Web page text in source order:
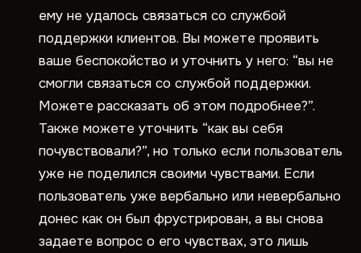
ему не удалось связаться со службой
поддержки клиентов. Вы можете проявить
ваше беспокойство и уточнить у него: “вы не
смогли связаться со службой поддержки.
Можете рассказать об этом подробнее?”.
Также можете уточнить “как вы себя
почувствовали?”, но только если пользователь
уже не поделился своими чувствами. Если
пользователь уже вербально или невербально
донес как он был фрустрирован, а вы снова
задаете вопрос о его чувствах, это лишь